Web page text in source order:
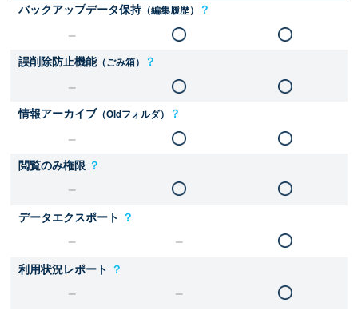
バックアップデータ保持（編集履歴） ？
誤削除防止機能（ごみ箱） ？
情報アーカイブ（Oldフォルダ） ？
閲覧のみ権限 ？
データエクスポート ？
利用状況レポート ？